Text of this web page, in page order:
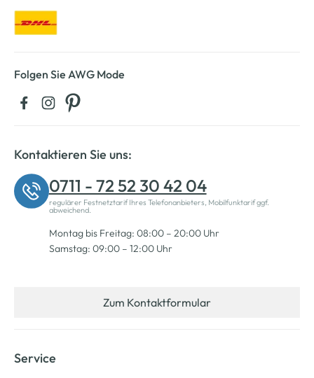
Folgen Sie AWG Mode
Kontaktieren Sie uns:
0711 - 72 52 30 42 04
regulärer Festnetztarif Ihres Telefonanbieters, Mobilfunktarif ggf.
abweichend.
Montag bis Freitag: 08:00 – 20:00 Uhr
Samstag: 09:00 – 12:00 Uhr
Zum Kontaktformular
Service